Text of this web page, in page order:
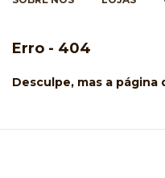
Erro - 404
Desculpe, mas a